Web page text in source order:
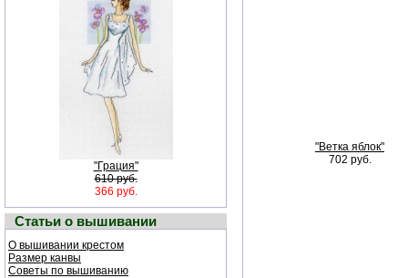
"Грация"
610 руб.
366 руб.
Статьи о вышивании
О вышивании крестом
Размер канвы
Советы по вышиванию
"Ветка яблок"
702 руб.